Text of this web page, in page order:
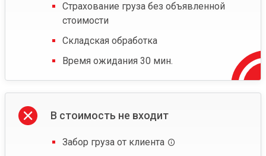
Страхование груза без объявленной
стоимости
Складская обработка
Время ожидания 30 мин.
В стоимость не входит
Забор груза от клиента